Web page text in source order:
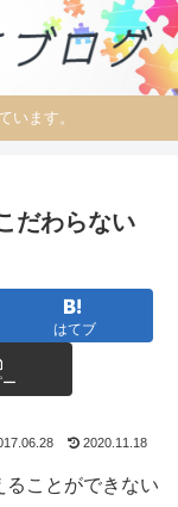
います。
だわらない
はてブ
2020.11.18
ることができない